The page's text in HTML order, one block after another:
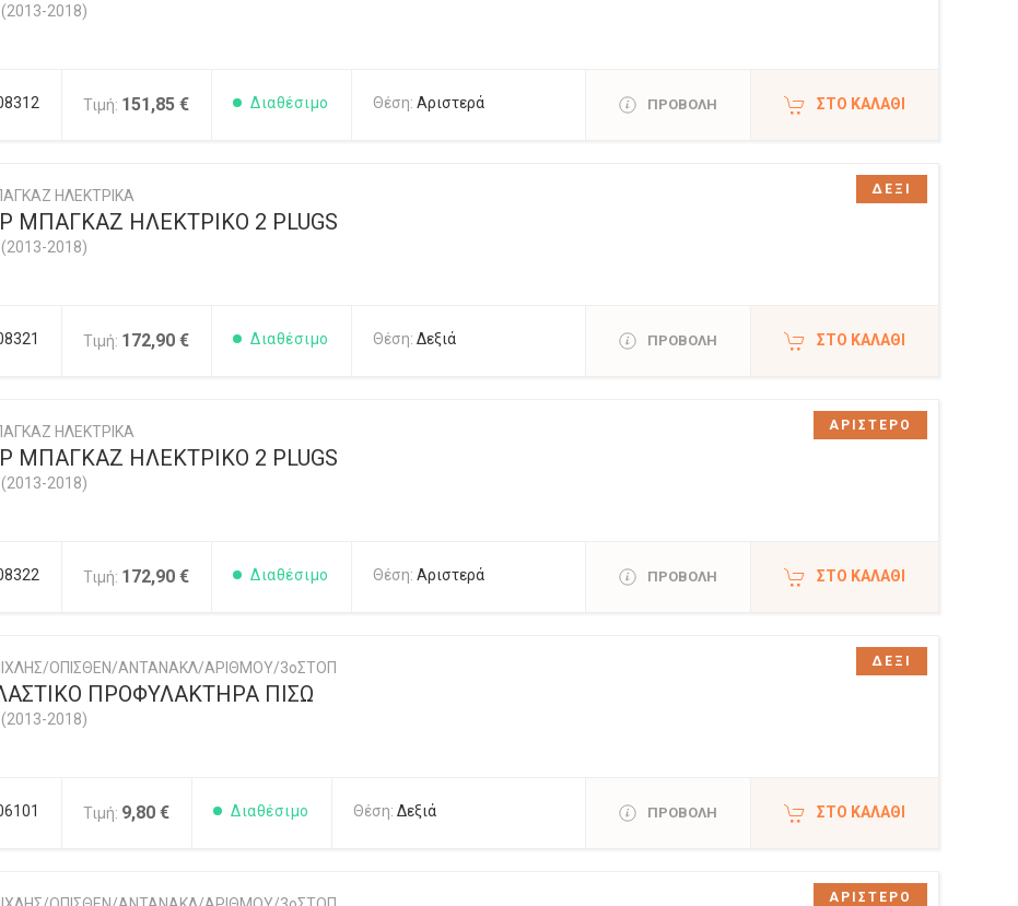
2018)
Τιμή: 151,85 € Διαθέσιμο Θέση: Αριστερά ΠΡΟΒΟΛΗ ΣΤΟ ΚΑΛΆΘΙ
ΗΛΕΚΤΡΙΚΑ
ΜΠΑΓΚΑΖ ΗΛΕΚΤΡΙΚΟ 2 PLUGS
2018)
Τιμή: 172,90 € Διαθέσιμο Θέση: Δεξιά ΠΡΟΒΟΛΗ ΣΤΟ ΚΑΛΆΘΙ
ΔΕΞΙ
ΗΛΕΚΤΡΙΚΑ
ΜΠΑΓΚΑΖ ΗΛΕΚΤΡΙΚΟ 2 PLUGS
2018)
Τιμή: 172,90 € Διαθέσιμο Θέση: Αριστερά ΠΡΟΒΟΛΗ ΣΤΟ ΚΑΛΆΘΙ
ΑΡΙΣΤΕΡΟ
ΟΠΙΣΘΕΝ/ΑΝΤΑΝΑΚΛ/ΑΡΙΘΜΟΥ/3οΣΤΟΠ
ΠΡΟΦΥΛΑΚΤΗΡΑ ΠΙΣΩ
2018)
Τιμή: 9,80 € Διαθέσιμο Θέση: Δεξιά ΠΡΟΒΟΛΗ ΣΤΟ ΚΑΛΆΘΙ
ΔΕΞΙ
ΑΡΙΣΤΕΡΟ